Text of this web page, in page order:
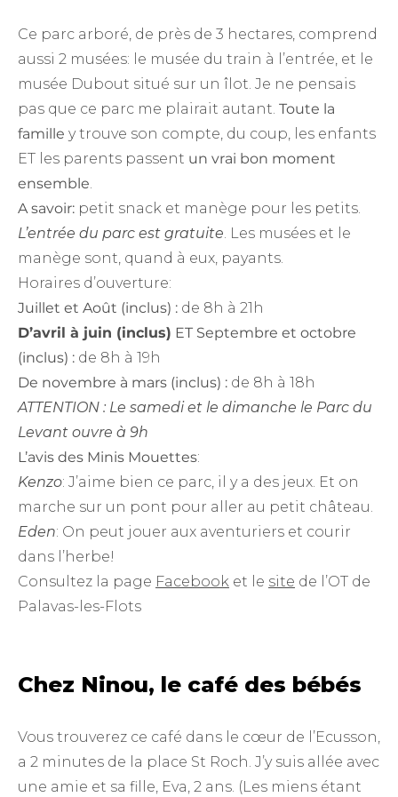
Ce parc arboré, de près de 3 hectares, comprend
aussi 2 musées: le musée du train à l’entrée, et le
musée Dubout situé sur un îlot. Je ne pensais
pas que ce parc me plairait autant. Toute la
famille y trouve son compte, du coup, les enfants
ET les parents passent un vrai bon moment
ensemble.
A savoir: petit snack et manège pour les petits.
L’entrée du parc est gratuite. Les musées et le
manège sont, quand à eux, payants.
Horaires d’ouverture:
Juillet et Août (inclus) : de 8h à 21h
D’avril à juin (inclus) ET Septembre et octobre
(inclus) : de 8h à 19h
De novembre à mars (inclus) : de 8h à 18h
ATTENTION : Le samedi et le dimanche le Parc du
Levant ouvre à 9h
L’avis des Minis Mouettes:
Kenzo: J’aime bien ce parc, il y a des jeux. Et on
marche sur un pont pour aller au petit château.
Eden: On peut jouer aux aventuriers et courir
dans l’herbe!
Consultez la page Facebook et le site de l’OT de
Palavas-les-Flots
Chez Ninou, le café des bébés
Vous trouverez ce café dans le cœur de l’Ecusson,
a 2 minutes de la place St Roch. J’y suis allée avec
une amie et sa fille, Eva, 2 ans. (Les miens étant